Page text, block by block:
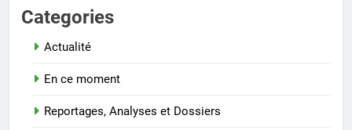
Categories
Actualité
En ce moment
Reportages, Analyses et Dossiers